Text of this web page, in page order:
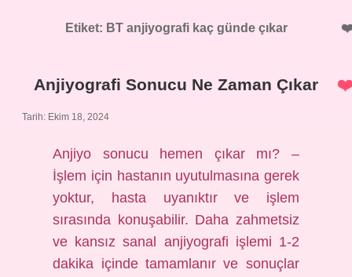
Etiket: BT anjiyografi kaç günde çıkar
Anjiyografi Sonucu Ne Zaman Çıkar
Tarih: Ekim 18, 2024
Anjiyo sonucu hemen çıkar mı? –
İşlem için hastanın uyutulmasına gerek
yoktur, hasta uyanıktır ve işlem
sırasında konuşabilir. Daha zahmetsiz
ve kansız sanal anjiyografi işlemi 1-2
dakika içinde tamamlanır ve sonuçlar